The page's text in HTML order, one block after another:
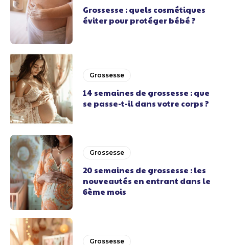
Grossesse : quels cosmétiques
éviter pour protéger bébé ?
Grossesse
14 semaines de grossesse : que
se passe-t-il dans votre corps ?
Grossesse
20 semaines de grossesse : les
nouveautés en entrant dans le
6ème mois
Grossesse